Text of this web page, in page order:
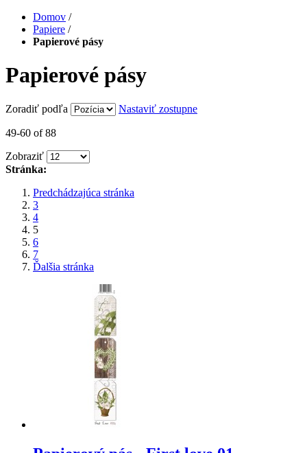
Domov /
Papiere /
Papierové pásy
Papierové pásy
Zoradiť podľa Nastaviť zostupne
49-60 of 88
Zobraziť
Stránka:
Predchádzajúca stránka
3
4
5
6
7
Ďalšia stránka